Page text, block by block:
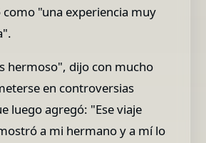
como "una experiencia muy
hermoso", dijo con mucho
en controversias
luego agregó: "Ese viaje
a mi hermano y a mí lo